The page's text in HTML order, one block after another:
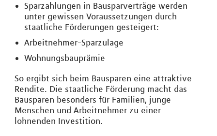
Sparzahlungen in Bausparverträge werden
unter gewissen Voraussetzungen durch
staatliche Förderungen gesteigert:
Arbeitnehmer-Sparzulage
Wohnungsbauprämie
So ergibt sich beim Bausparen eine attraktive
Rendite. Die staatliche Förderung macht das
Bausparen besonders für Familien, junge
Menschen und Arbeitnehmer zu einer
lohnenden Investition.